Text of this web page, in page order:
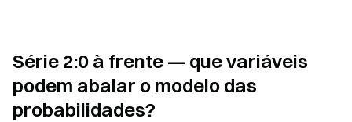
Série 2:0 à frente — que variáveis
podem abalar o modelo das
probabilidades?